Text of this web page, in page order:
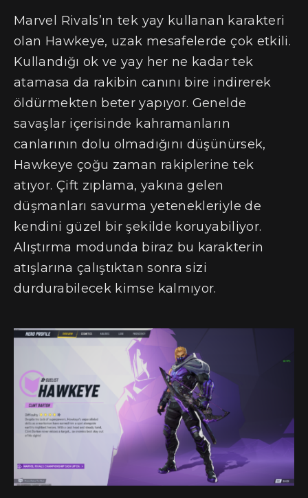
Marvel Rivals’ın tek yay kullanan karakteri
olan Hawkeye, uzak mesafelerde çok etkili.
Kullandığı ok ve yay her ne kadar tek
atamasa da rakibin canını bire indirerek
öldürmekten beter yapıyor. Genelde
savaşlar içerisinde kahramanların
canlarının dolu olmadığını düşünürsek,
Hawkeye çoğu zaman rakiplerine tek
atıyor. Çift zıplama, yakına gelen
düşmanları savurma yetenekleriyle de
kendini güzel bir şekilde koruyabiliyor.
Alıştırma modunda biraz bu karakterin
atışlarına çalıştıktan sonra sizi
durdurabilecek kimse kalmıyor.